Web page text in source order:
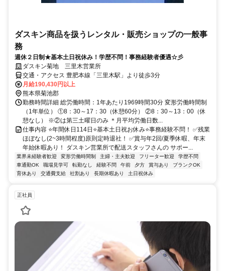
ダスキン商品を扱うレンタル・販売ショップの一般事
務
週休２日制★基本土日祝休み！学歴不問！事務経験者優遇☆彡
ダスキン菊地 三里木営業所
交通・アクセス 豊肥本線「三里木駅」より徒歩3分
月給190,430円以上
熊本県菊池郡
勤務時間詳細 総労働時間：1年あたり1969時間30分 変形労働時間制
（1年単位） ①8：30～17：30（休憩60分） ②8：30～13：00（休
憩なし） ※②は第三土曜日のみ ＊月平均労働日数...
仕事内容 ⭐年間休日114日⭐基本土日祝お休み⭐事務経験不問！ ✅残業
ほぼなし(2~3時間程度)原則定時退社！ ✅賞与年2回/夏季休暇、年末
年始休暇あり！ ダスキン営業所で配送スタッフさんの サポー...
業界未経験者歓迎 変形労働時間制 主婦・主夫歓迎 フリーター歓迎
学歴不問
車通勤OK
職場見学可 転勤なし 経験不問 午前 夕方 賞与あり
ブランクOK
育休あり
交通費支給 社割あり 長期休暇あり 土日祝休み
正社員